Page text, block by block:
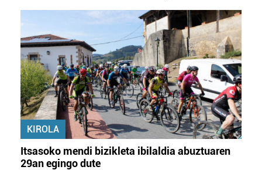
KIROLA
Itsasoko mendi bizikleta ibilaldia abuztuaren
29an egingo dute